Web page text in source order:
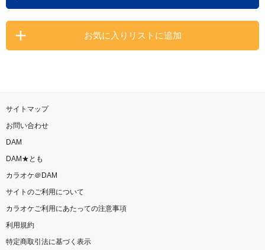
お気に入りリストに追加
サイトマップ
お問い合わせ
DAM
DAM★とも
カラオケ＠DAM
サイトのご利用について
カラオケご利用にあたっての注意事項
利用規約
特定商取引法に基づく表示